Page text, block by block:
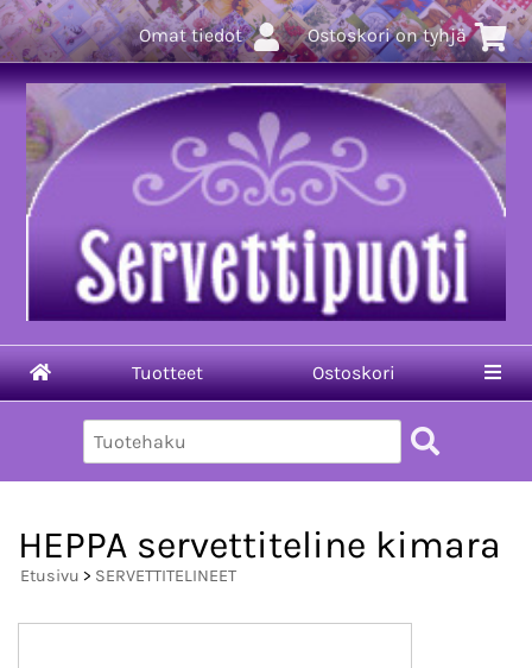
Omat tiedot Ostoskori on tyhjä
Tuotteet Ostoskori
HEPPA servettiteline kimara
Etusivu > SERVETTITELINEET